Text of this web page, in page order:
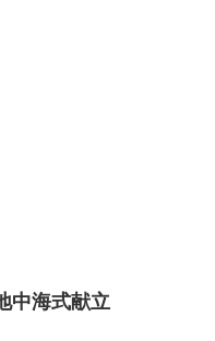
中海式献立